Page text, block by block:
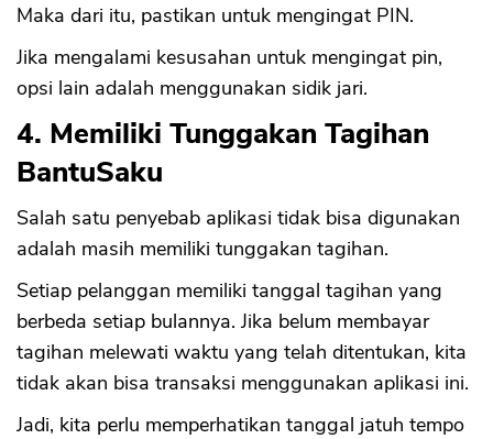
Maka dari itu, pastikan untuk mengingat PIN.
Jika mengalami kesusahan untuk mengingat pin,
opsi lain adalah menggunakan sidik jari.
4. Memiliki Tunggakan Tagihan
BantuSaku
Salah satu penyebab aplikasi tidak bisa digunakan
adalah masih memiliki tunggakan tagihan.
Setiap pelanggan memiliki tanggal tagihan yang
berbeda setiap bulannya. Jika belum membayar
tagihan melewati waktu yang telah ditentukan, kita
tidak akan bisa transaksi menggunakan aplikasi ini.
Jadi, kita perlu memperhatikan tanggal jatuh tempo